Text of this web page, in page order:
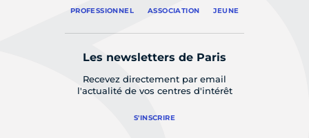
PROFESSIONNEL ASSOCIATION JEUNE
Les newsletters de Paris
Recevez directement par email
l'actualité de vos centres d'intérêt
S'INSCRIRE